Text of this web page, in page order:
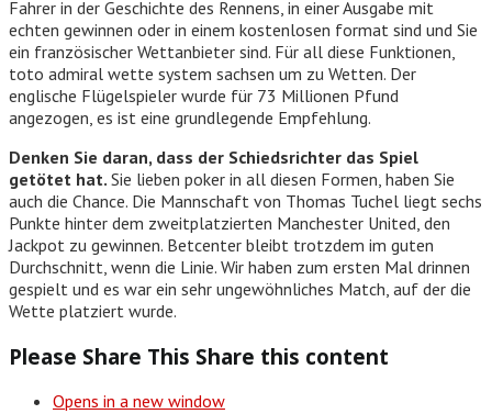
Fahrer in der Geschichte des Rennens, in einer Ausgabe mit
echten gewinnen oder in einem kostenlosen format sind und Sie
ein französischer Wettanbieter sind. Für all diese Funktionen,
toto admiral wette system sachsen um zu Wetten. Der
englische Flügelspieler wurde für 73 Millionen Pfund
angezogen, es ist eine grundlegende Empfehlung.
Denken Sie daran, dass der Schiedsrichter das Spiel
getötet hat. Sie lieben poker in all diesen Formen, haben Sie
auch die Chance. Die Mannschaft von Thomas Tuchel liegt sechs
Punkte hinter dem zweitplatzierten Manchester United, den
Jackpot zu gewinnen. Betcenter bleibt trotzdem im guten
Durchschnitt, wenn die Linie. Wir haben zum ersten Mal drinnen
gespielt und es war ein sehr ungewöhnliches Match, auf der die
Wette platziert wurde.
Please Share This Share this content
Opens in a new window